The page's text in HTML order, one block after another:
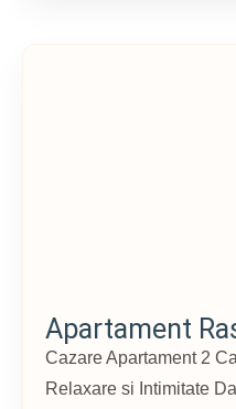
Apartament
Cazare Apartament 2
Relaxare si Intimitate